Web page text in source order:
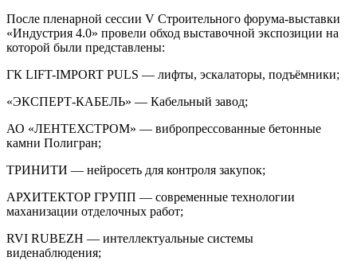
После пленарной сессии V Строительного форума-выставки
«Индустрия 4.0» провели обход выставочной экспозиции на
которой были представлены:
ГК LIFT-IMPORT PULS — лифты, эскалаторы, подъёмники;
«ЭКСПЕРТ-КАБЕЛЬ» — Кабельный завод;
АО «ЛЕНТЕХСТРОМ» — вибропрессованные бетонные
камни Полигран;
ТРИНИТИ — нейросеть для контроля закупок;
АРХИТЕКТОР ГРУПП — современные технологии
маханизации отделочных работ;
RVI RUBEZH — интеллектуальные системы
виденаблюдения;